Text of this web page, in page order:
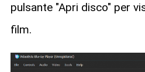
pulsante "Apri disco" per
film.